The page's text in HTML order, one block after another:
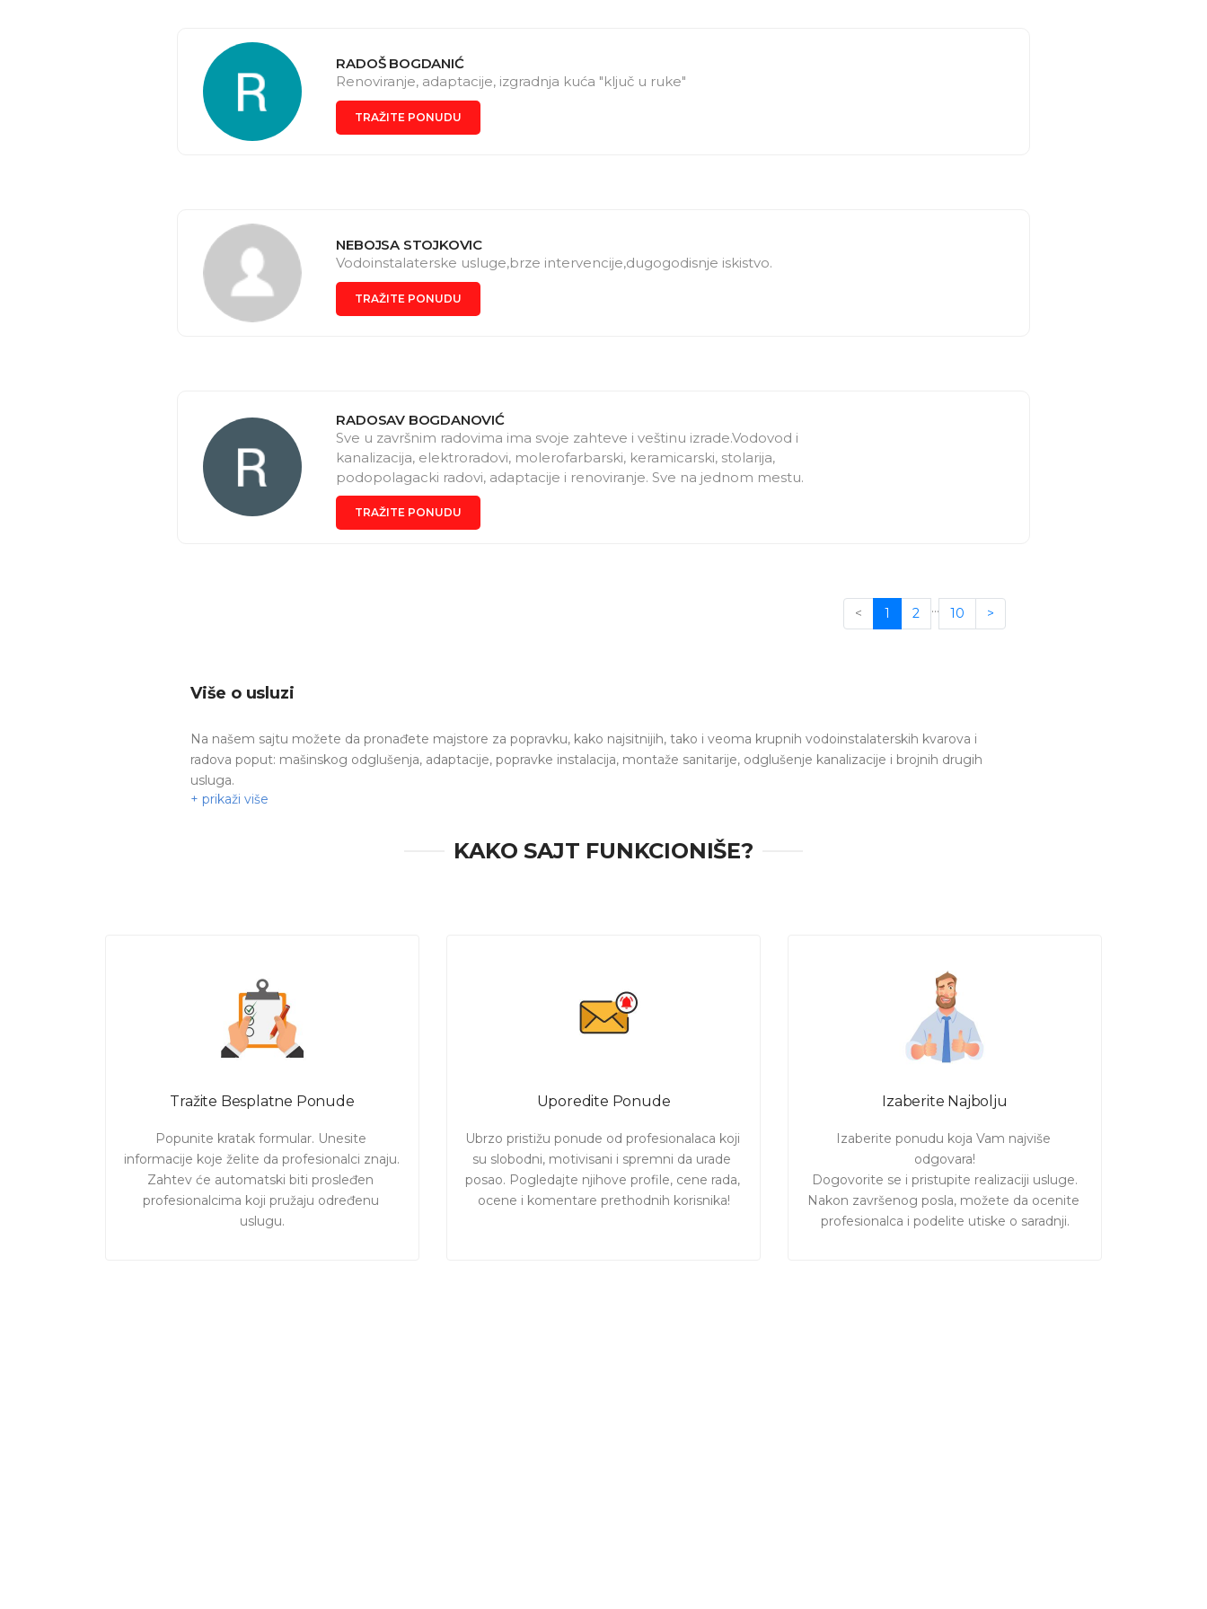
RADOŠ BOGDANIĆ
Renoviranje, adaptacije, izgradnja kuća "ključ u ruke"
TRAŽITE PONUDU
NEBOJSA STOJKOVIC
Vodoinstalaterske usluge,brze intervencije,dugogodisnje iskistvo.
TRAŽITE PONUDU
RADOSAV BOGDANOVIĆ
Sve u završnim radovima ima svoje zahteve i veštinu izrade.Vodovod i
kanalizacija, elektroradovi, molerofarbarski, keramicarski, stolarija,
podopolagacki radovi, adaptacije i renoviranje. Sve na jednom mestu.
Kvalitetno i u roku. Zamena slavina, bojlera, popravke u stanu. Vaše je da
pozovete da se dogocorimo. Ostalo je naša obaveza.
TRAŽITE PONUDU
< 1 2 … 10 >
Više o usluzi
Na našem sajtu možete da pronađete majstore za popravku, kako najsitnijih, tako i veoma krupnih vodoinstalaterskih kvarova i
radova poput: mašinskog odglušenja, adaptacije, popravke instalacija, montaže sanitarije, odglušenje kanalizacije i brojnih drugih
usluga.
Za ponude drugih majstora izaberite željenu kategoriju:
Pošaljite zahtev i uskoro ćete dobiti ponude odvodoinstalateraizBeogradakoji su motivisani, slobodni u terminima koji Vama
KAKO SAJT FUNKCIONIŠE?
Tražite Besplatne Ponude
Popunite kratak formular. Unesite
informacije koje želite da profesionalci znaju.
Zahtev će automatski biti prosleđen
profesionalcima koji pružaju određenu
uslugu.
Uporedite Ponude
Ubrzo pristižu ponude od profesionalaca koji
su slobodni, motivisani i spremni da urade
posao. Pogledajte njihove profile, cene rada,
ocene i komentare prethodnih korisnika!
Izaberite Najbolju
Izaberite ponudu koja Vam najviše
odgovara!
Dogovorite se i pristupite realizaciji usluge.
Nakon završenog posla, možete da ocenite
profesionalca i podelite utiske o saradnji.